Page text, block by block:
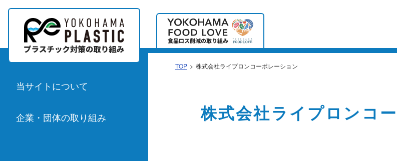
当サイトについて
企業・団体の取り組み
TOP 株式会社ライプロンコーポレーション
株式会社ライプロンコ